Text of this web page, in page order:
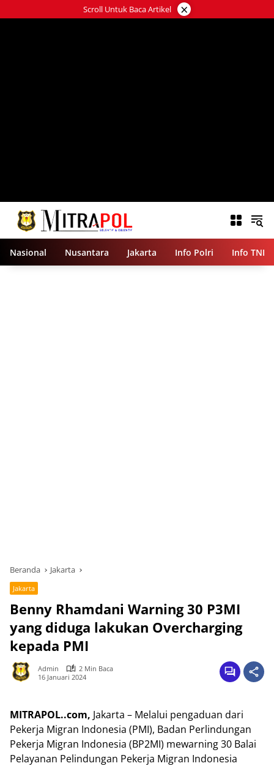
ke
Scroll Untuk Baca Artikel ×
Nasional Nusantara Jakarta Info Polri Info TNI
Beranda Jakarta
Jakarta
Benny Rhamdani Warning 30 P3MI
yang diduga lakukan Overcharging
kepada PMI
Admin
2 Min Baca
16 Januari 2024
MITRAPOL..com, Jakarta – Melalui pengaduan dari
Pekerja Migran Indonesia (PMI), Badan Perlindungan
Pekerja Migran Indonesia (BP2MI) mewarning 30 Balai
Pelayanan Pelindungan Pekerja Migran Indonesia